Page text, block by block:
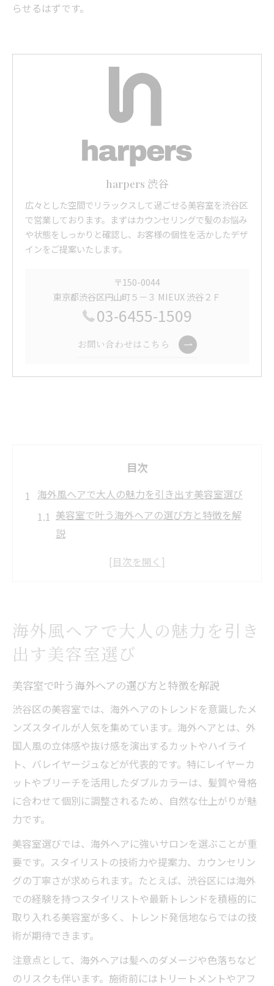
らせるはずです。
harpers 渋谷
広々とした空間でリラックスして過ごせる美容室を渋谷区
で営業しております。まずはカウンセリングで髪のお悩み
や状態をしっかりと確認し、お客様の個性を活かしたデザ
インをご提案いたします。
〒150-0044
東京都渋谷区円山町５－３ MIEUX 渋谷２Ｆ
03-6455-1509
お問い合わせはこちら
目次
海外風ヘアで大人の魅力を引き出す美容室選び
美容室で叶う海外ヘアの選び方と特徴を解
説
海外ヘアが得意な美容室の選び方ポイント
極める
メンズ向け美容室で叶う洗練海外ヘア体験
向
海外ヘアに強い美容室のメンズ施術とは
美容室で海外ヘアをオーダーする際の注意
点
洗練海外ヘアを引き出す美容室のカウンセ
リング術
外国人風カットなら美容室の技術に注目
美容室の技術で叶える外国人風カットの魅
力
海外ヘア再現に欠かせない美容室の技術力
美容室が提案する外国人風カットの仕上が
美容室で相談できる外国人風カットの方法
海外風ヘアで大人の魅力を引き
出す美容室選び
美容室で叶う海外ヘアの選び方と特徴を解説
渋谷区の美容室では、海外ヘアのトレンドを意識したメ
ンズスタイルが人気を集めています。海外ヘアとは、外
国人風の立体感や抜け感を演出するカットやハイライ
ト、バレイヤージュなどが代表的です。特にレイヤーカ
ットやブリーチを活用したダブルカラーは、髪質や骨格
に合わせて個別に調整されるため、自然な仕上がりが魅
力です。
美容室選びでは、海外ヘアに強いサロンを選ぶことが重
要です。スタイリストの技術力や提案力、カウンセリン
グの丁寧さが求められます。たとえば、渋谷区には海外
での経験を持つスタイリストや最新トレンドを積極的に
取り入れる美容室が多く、トレンド発信地ならではの技
術が期待できます。
注意点として、海外ヘアは髪へのダメージや色落ちなど
のリスクも伴います。施術前にはトリートメントやアフ